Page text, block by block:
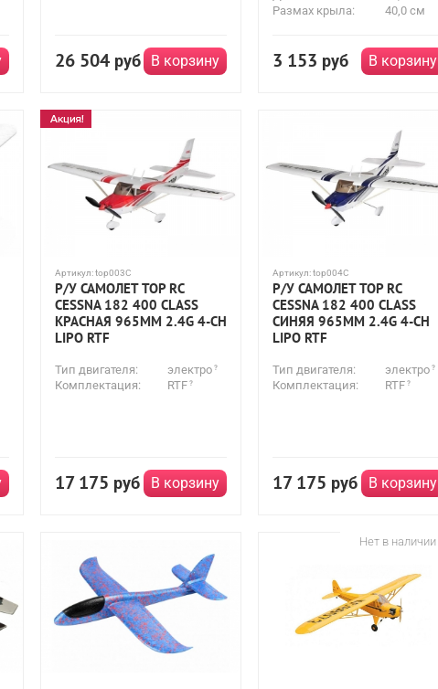
26 504 руб В корзину
Размах крыла:
40,0 см
3 153 руб В корзину
Артикул:top003C
Р/У САМОЛЕТ TOP RC
CESSNA 182 400 CLASS
КРАСНАЯ 965ММ 2.4G 4-CH
LIPO RTF
Тип двигателя:
электро
Комплектация:
RTF
17 175 руб В корзину
Артикул:top004C
Р/У САМОЛЕТ TOP RC
CESSNA 182 400 CLASS
СИНЯЯ 965ММ 2.4G 4-CH
LIPO RTF
Тип двигателя:
электро
Комплектация:
RTF
17 175 руб В корзину
Нет в наличии